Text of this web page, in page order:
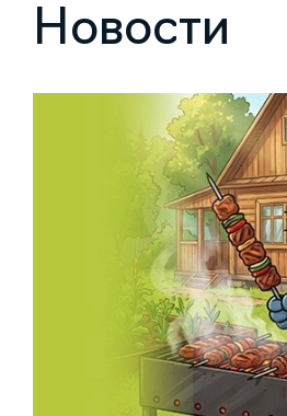
Новости